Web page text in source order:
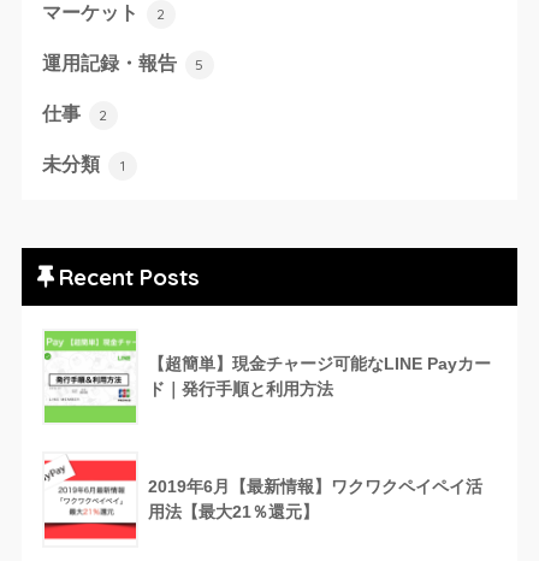
マーケット 2
運用記録・報告 5
仕事 2
未分類 1
Recent Posts
【超簡単】現金チャージ可能なLINE Payカー
ド｜発行手順と利用方法
2019年6月【最新情報】ワクワクペイペイ活
用法【最大21％還元】